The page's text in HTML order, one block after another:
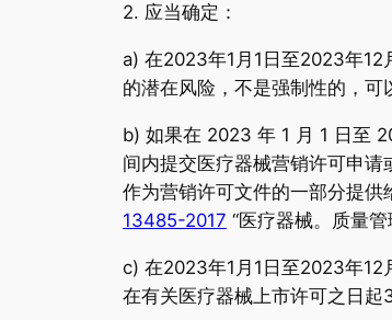
2. 应当确定：
a) 在2023年1月1日至2023年12
的潜在风险，不是强制性的，可
b) 如果在 2023 年 1 月 1 日至
间内提交医疗器械营销许可申
作为营销许可文件的一部分提
13485-2017 “医疗器械。质量
c) 在2023年1月1日至2023年12
在有关医疗器械上市许可之日起